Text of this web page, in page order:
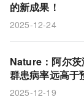
的新成果！
2025-12-24
Nature：阿尔
群患病率远高于
警
2025-12-19